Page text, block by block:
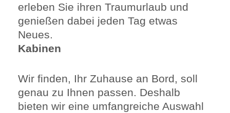
erleben Sie ihren Traumurlaub und
genießen dabei jeden Tag etwas
Neues.
Kabinen
Wir finden, Ihr Zuhause an Bord, soll
genau zu Ihnen passen. Deshalb
bieten wir eine umfangreiche Auswahl